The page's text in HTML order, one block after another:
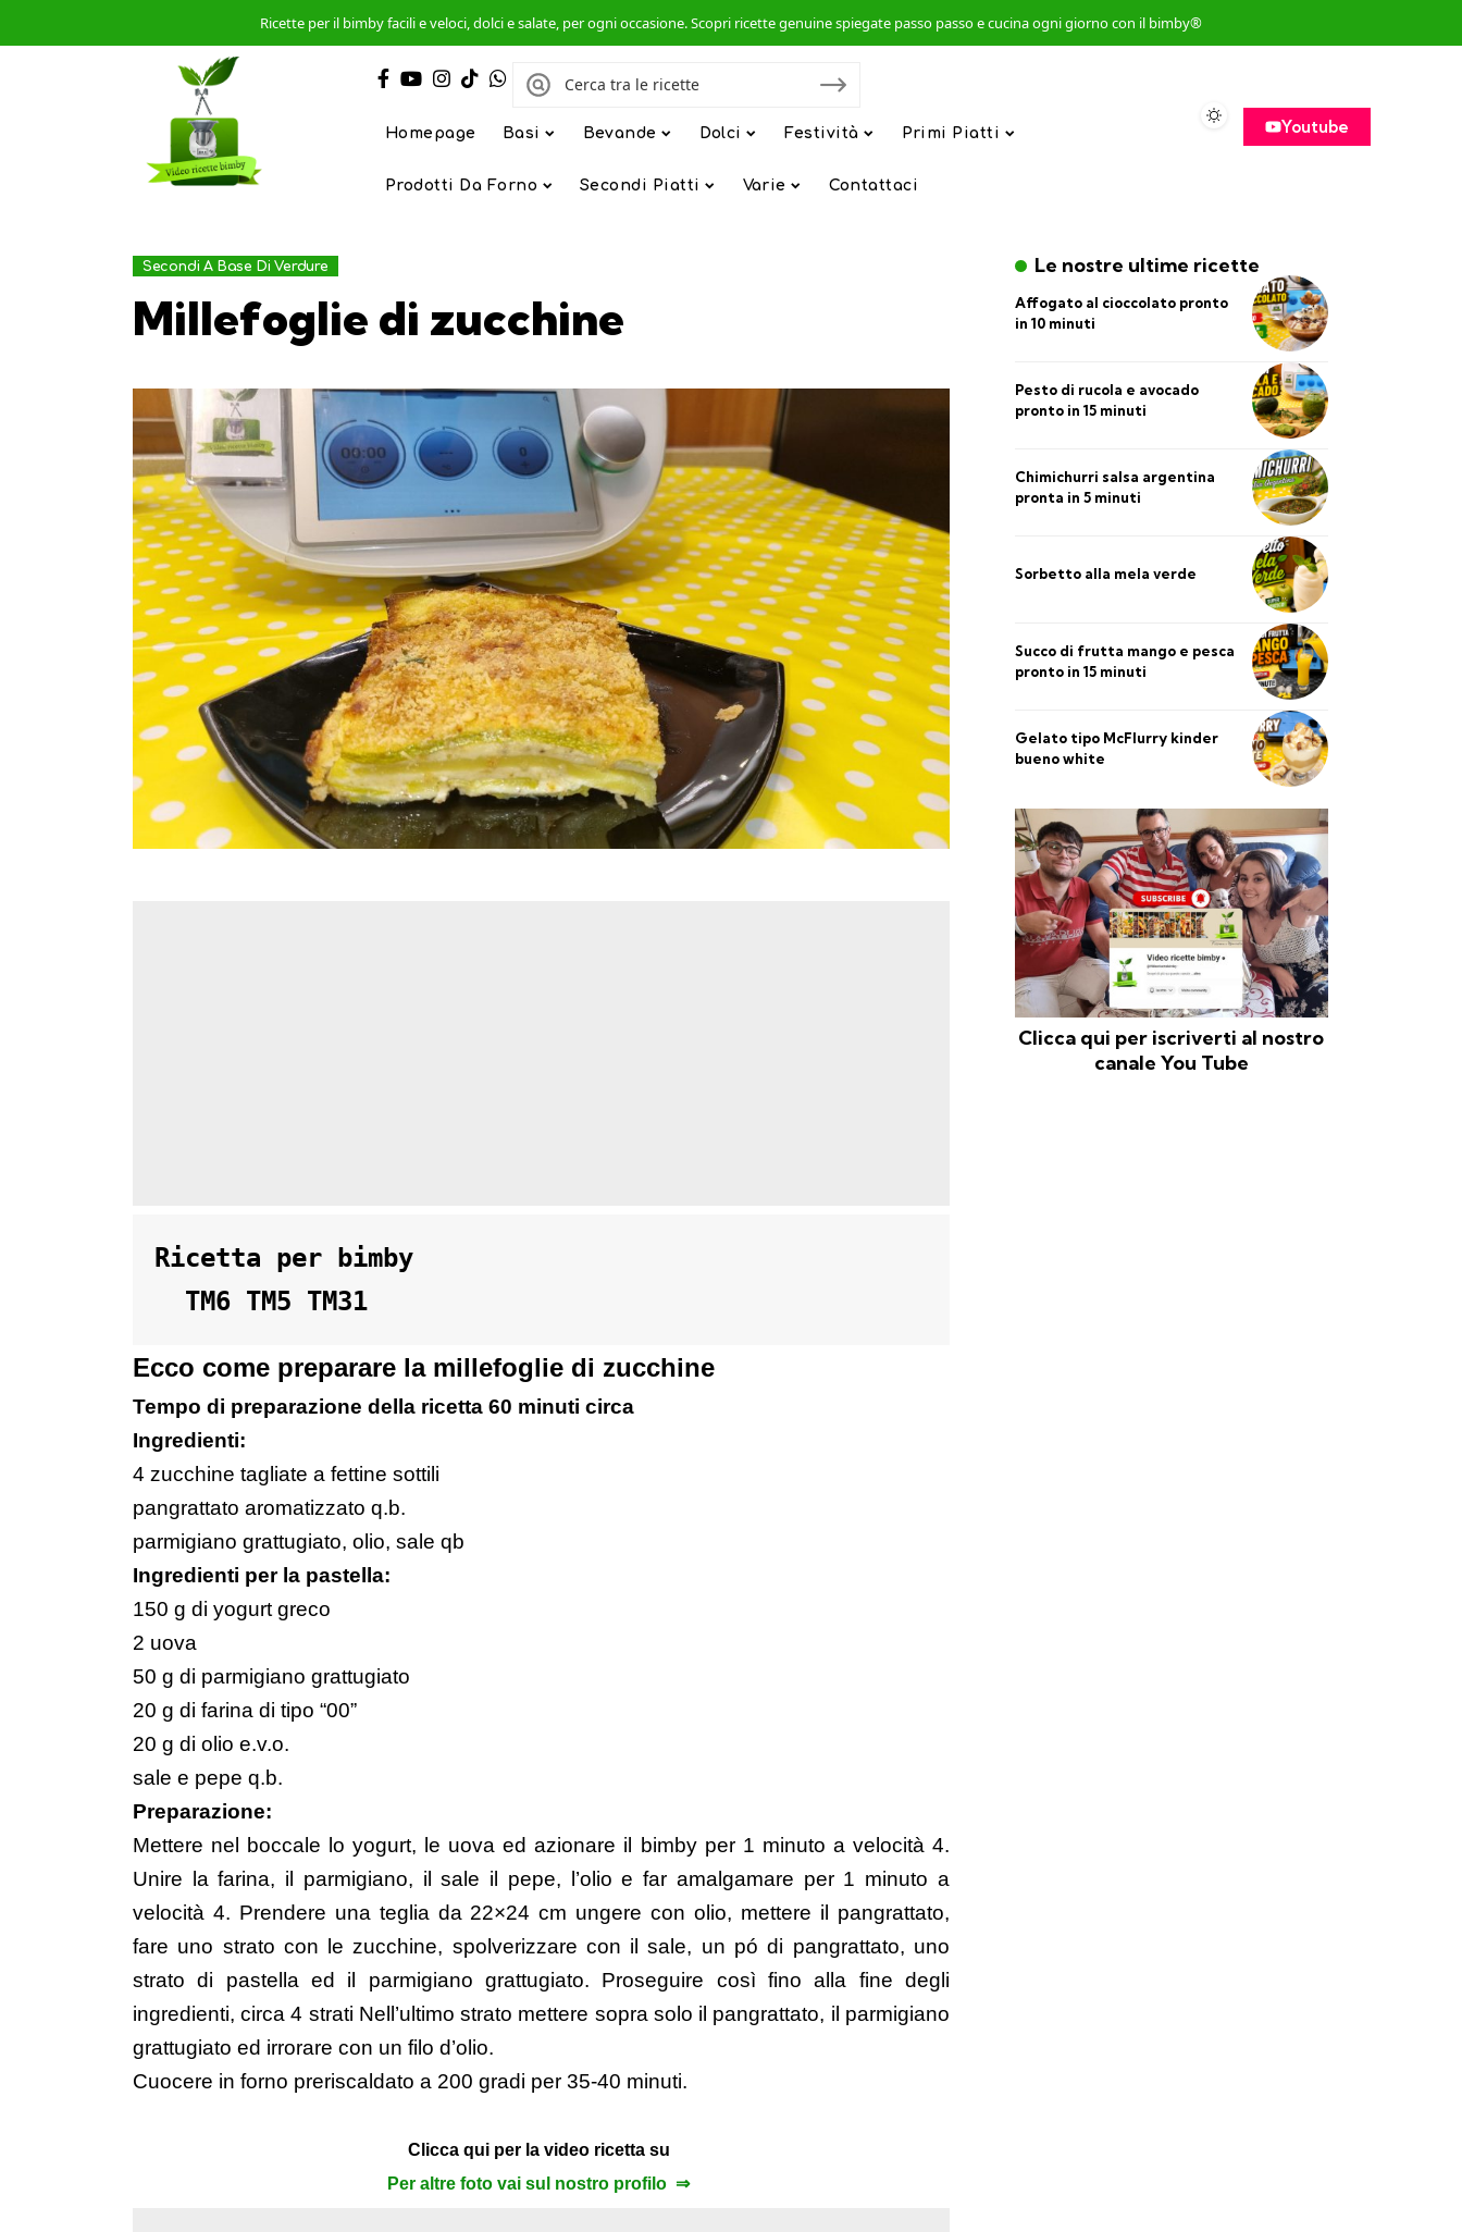
Ricette per il bimby facili e veloci, dolci e salate, per ogni occasione. Scopri ricette genuine spiegate passo passo e cucina ogni giorno con il bimby®
Homepage Basi Bevande Dolci Festività Primi Piatti
Prodotti Da Forno Secondi Piatti Varie Contattaci
Youtube
Secondi A Base Di Verdure
Millefoglie di zucchine
Ricetta per bimby
  TM6 TM5 TM31
Ecco come preparare la millefoglie di zucchine
Tempo di preparazione della ricetta 60 minuti circa
Ingredienti:
4 zucchine tagliate a fettine sottili
pangrattato aromatizzato q.b.
parmigiano grattugiato, olio, sale qb
Ingredienti per la pastella:
150 g di yogurt greco
2 uova
50 g di parmigiano grattugiato
20 g di farina di tipo “00”
20 g di olio e.v.o.
sale e pepe q.b.
Preparazione:
Mettere nel boccale lo yogurt, le uova ed azionare il bimby per 1 minuto a velocità 4.
Unire la farina, il parmigiano, il sale il pepe, l’olio e far amalgamare per 1 minuto a
velocità 4. Prendere una teglia da 22×24 cm ungere con olio, mettere il pangrattato,
fare uno strato con le zucchine, spolverizzare con il sale, un pó di pangrattato, uno
strato di pastella ed il parmigiano grattugiato. Proseguire così fino alla fine degli
ingredienti, circa 4 strati Nell’ultimo strato mettere sopra solo il pangrattato, il parmigiano
grattugiato ed irrorare con un filo d’olio.
Cuocere in forno preriscaldato a 200 gradi per 35-40 minuti.
Clicca qui per la video ricetta su
Per altre foto vai sul nostro profilo ⇒
Le nostre ultime ricette
Affogato al cioccolato pronto
in 10 minuti
Pesto di rucola e avocado
pronto in 15 minuti
Chimichurri salsa argentina
pronta in 5 minuti
Sorbetto alla mela verde
Succo di frutta mango e pesca
pronto in 15 minuti
Gelato tipo McFlurry kinder
bueno white
Clicca qui per iscriverti al nostro
canale You Tube